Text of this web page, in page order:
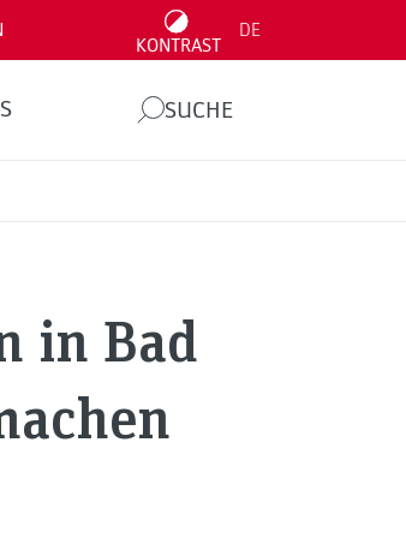
KONTRAST
DE
SUCHE
in Bad